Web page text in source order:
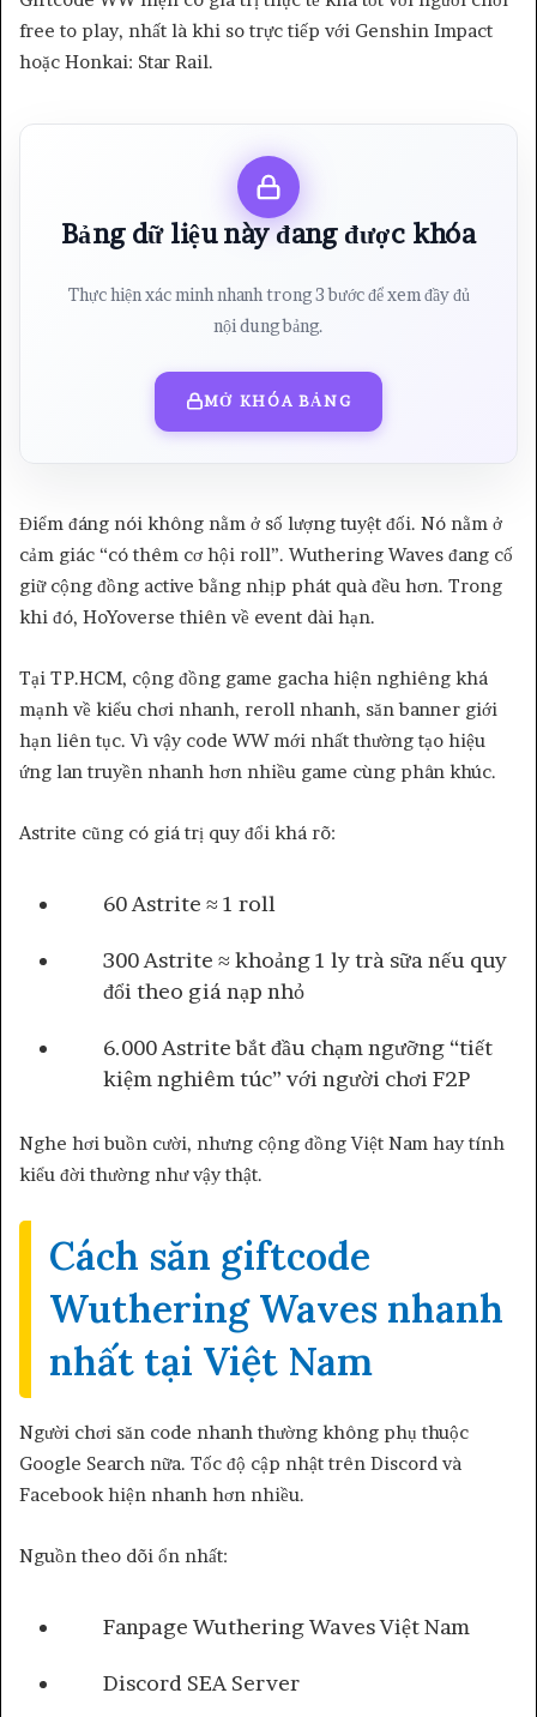
free to play, nhất là khi so trực tiếp với Genshin Impact
hoặc Honkai: Star Rail.
Bảng dữ liệu này đang được khóa
Thực hiện xác minh nhanh trong 3 bước để xem đầy đủ
nội dung bảng.
MỞ KHÓA BẢNG
Điểm đáng nói không nằm ở số lượng tuyệt đối. Nó nằm ở
cảm giác “có thêm cơ hội roll”. Wuthering Waves đang cố
giữ cộng đồng active bằng nhịp phát quà đều hơn. Trong
khi đó, HoYoverse thiên về event dài hạn.
Tại TP.HCM, cộng đồng game gacha hiện nghiêng khá
mạnh về kiểu chơi nhanh, reroll nhanh, săn banner giới
hạn liên tục. Vì vậy code WW mới nhất thường tạo hiệu
ứng lan truyền nhanh hơn nhiều game cùng phân khúc.
Astrite cũng có giá trị quy đổi khá rõ:
60 Astrite ≈ 1 roll
300 Astrite ≈ khoảng 1 ly trà sữa nếu quy
đổi theo giá nạp nhỏ
6.000 Astrite bắt đầu chạm ngưỡng “tiết
kiệm nghiêm túc” với người chơi F2P
Nghe hơi buồn cười, nhưng cộng đồng Việt Nam hay tính
kiểu đời thường như vậy thật.
Cách săn giftcode
Wuthering Waves nhanh
nhất tại Việt Nam
Người chơi săn code nhanh thường không phụ thuộc
Google Search nữa. Tốc độ cập nhật trên Discord và
Facebook hiện nhanh hơn nhiều.
Nguồn theo dõi ổn nhất:
Fanpage Wuthering Waves Việt Nam
Discord SEA Server